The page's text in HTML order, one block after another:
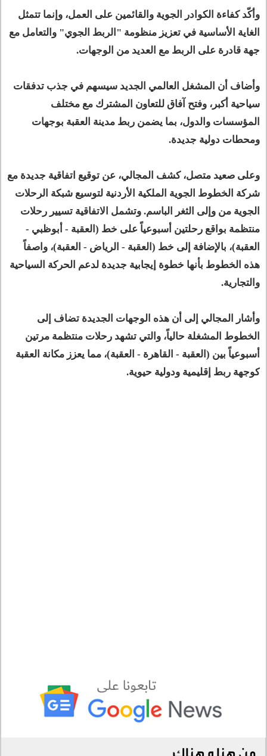
وأكّد كفاءة الكوادر الجوية والقائمين على العمل، وإنما تتمثل
الغاية الأساسية في تعزيز منظومة "الربط الجوي" والتعامل مع
جهة قادرة على الربط مع العديد من الوجهات.
وأضاف أن المشغل العالمي الجديد سيسهم في جذب تدفقات
سياحية أكبر، وفتح آفاق للتعاون المشترك مع مختلف
المؤسسات والدول، بما يضمن ربط مدينة العقبة بوجهات
ومحطات دولية جديدة.
وعلى صعيد متصل، كشف المجالي، عن توقيع اتفاقية جديدة مع
شركة الخطوط الجوية الملكية الأردنية لتوسيع شبكة الرحلات
الجوية من وإلى الثغر الباسم. وتشمل الاتفاقية تسيير رحلات
منتظمة بواقع رحلتين أسبوعياً على خط (العقبة - أبوظبي -
العقبة)، بالإضافة إلى خط (العقبة - الرياض - العقبة)، واصفاً
هذه الخطوط بأنها خطوة إيجابية جديدة لدعم الحركة السياحية
والتجارية.
وأشار المجالي إلى أن هذه الوجهات الجديدة تضاف إلى
الخطوط المشغلة حالياً، والتي تشهد رحلات منتظمة مرتين
أسبوعياً بين (العقبة - القاهرة - العقبة)، مما يعزز مكانة العقبة
كوجهة ربط إقليمية ودولية حيوية.